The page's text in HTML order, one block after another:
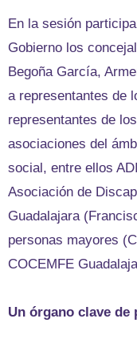
En la sesión
Gobierno los
Begoña García,
a representantes de
representantes de
asociaciones del
social, entre ellos
Asociación de
Guadalajara
personas mayores
COCEMFE
Un órgano clave